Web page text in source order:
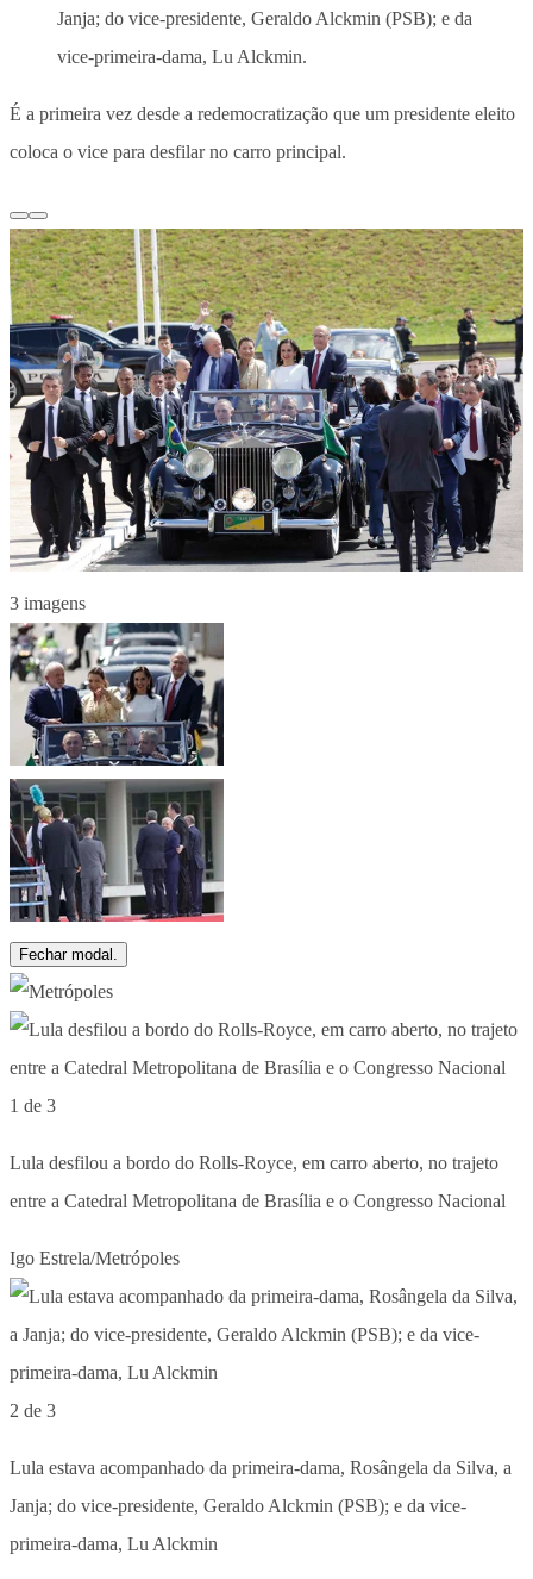
Janja; do vice-presidente, Geraldo Alckmin (PSB); e da
vice-primeira-dama, Lu Alckmin.
É a primeira vez desde a redemocratização que um presidente eleito
coloca o vice para desfilar no carro principal.
3 imagens
Fechar modal.
1 de 3
Lula desfilou a bordo do Rolls-Royce, em carro aberto, no trajeto
entre a Catedral Metropolitana de Brasília e o Congresso Nacional
Igo Estrela/Metrópoles
2 de 3
Lula estava acompanhado da primeira-dama, Rosângela da Silva, a
Janja; do vice-presidente, Geraldo Alckmin (PSB); e da vice-
primeira-dama, Lu Alckmin